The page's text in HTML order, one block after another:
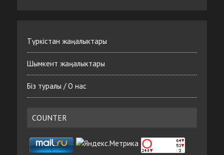
Түркістан жаңалыктары
Шымкент жаңалыктары
Біз туралы / О нас
COUNTER